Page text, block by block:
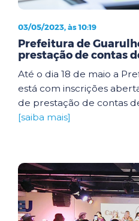
03/05/2023, às 10:19
Prefeitura de
prestação de contas
Até o dia 18 de maio a
está com inscrições
de prestação de contas
[saiba mais]